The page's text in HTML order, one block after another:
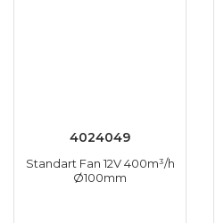
4024049
Standart Fan 12V 400m³/h
Ø100mm